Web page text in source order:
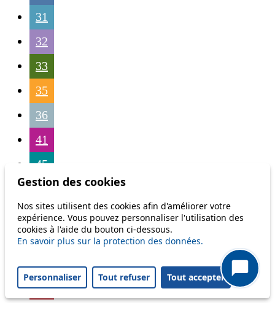
31
32
33
35
36
41
45
46
54
56
64
Gestion des cookies
Nos sites utilisent des cookies afin d'améliorer votre
expérience. Vous pouvez personnaliser l'utilisation des
cookies à l'aide du bouton ci-dessous.
En savoir plus sur la protection des données.
Personnaliser Tout refuser Tout accepter